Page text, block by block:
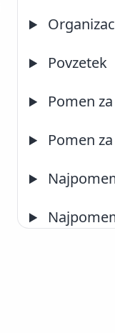
Povzetek
Pomen
Pomen